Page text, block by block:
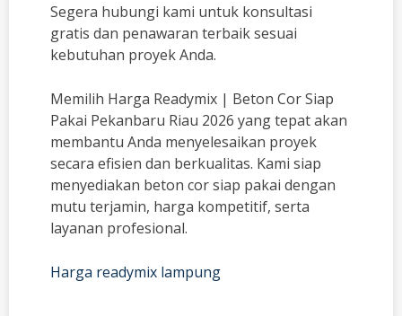
Segera hubungi kami untuk konsultasi
gratis dan penawaran terbaik sesuai
kebutuhan proyek Anda.
Memilih Harga Readymix | Beton Cor Siap
Pakai Pekanbaru Riau 2026 yang tepat akan
membantu Anda menyelesaikan proyek
secara efisien dan berkualitas. Kami siap
menyediakan beton cor siap pakai dengan
mutu terjamin, harga kompetitif, serta
layanan profesional.
Harga readymix lampung